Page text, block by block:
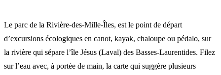
Le parc de la Rivière-des-Mille-Îles, est le point de départ
d’excursions écologiques en canot, kayak, chaloupe ou pédalo, sur
la rivière qui sépare l’île Jésus (Laval) des Basses-Laurentides. Filez
sur l’eau avec, à portée de main, la carte qui suggère plusieurs